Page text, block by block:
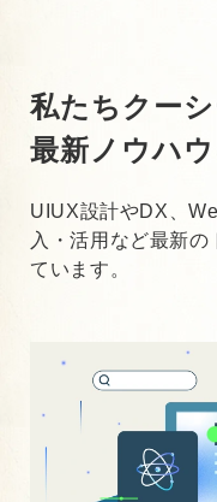
私たちクー
最新ノウハ
UIUX設計やDX、
入・活用など最新
ています。